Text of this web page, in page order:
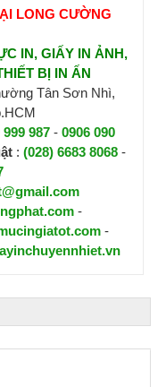
LONG CƯỜNG
IN, GIẤY IN ẢNH,
BỊ IN ẤN
Tân Sơn Nhì,
999 987 - 0906 090
: (028) 6683 8068-
-
-